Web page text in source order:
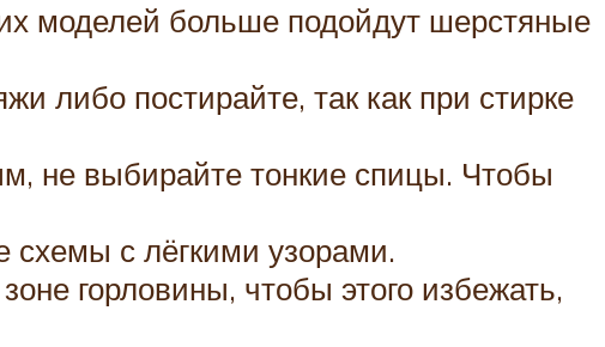
моделей больше подойдут шерстяные
либо постирайте, так как при стирке
не выбирайте тонкие спицы. Чтобы
схемы с лёгкими узорами.
горловины, чтобы этого избежать,